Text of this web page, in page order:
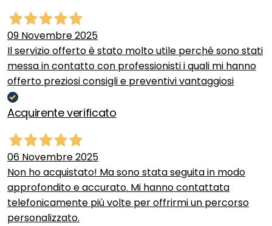
09 Novembre 2025
Il servizio offerto è stato molto utile perché sono stati
messa in contatto con professionisti i quali mi hanno
offerto preziosi consigli e preventivi vantaggiosi
Acquirente verificato
06 Novembre 2025
Non ho acquistato! Ma sono stata seguita in modo
approfondito e accurato. Mi hanno contattata
telefonicamente più volte per offrirmi un percorso
personalizzato.